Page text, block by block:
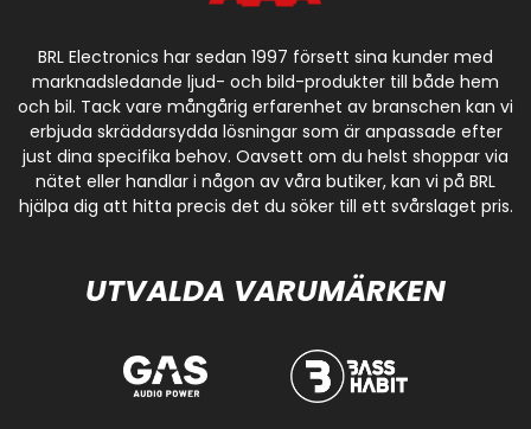
BRL Electronics har sedan 1997 försett sina kunder med
marknadsledande ljud- och bild-produkter till både hem
och bil. Tack vare mångårig erfarenhet av branschen kan vi
erbjuda skräddarsydda lösningar som är anpassade efter
just dina specifika behov. Oavsett om du helst shoppar via
nätet eller handlar i någon av våra butiker, kan vi på BRL
hjälpa dig att hitta precis det du söker till ett svårslaget pris.
UTVALDA VARUMÄRKEN